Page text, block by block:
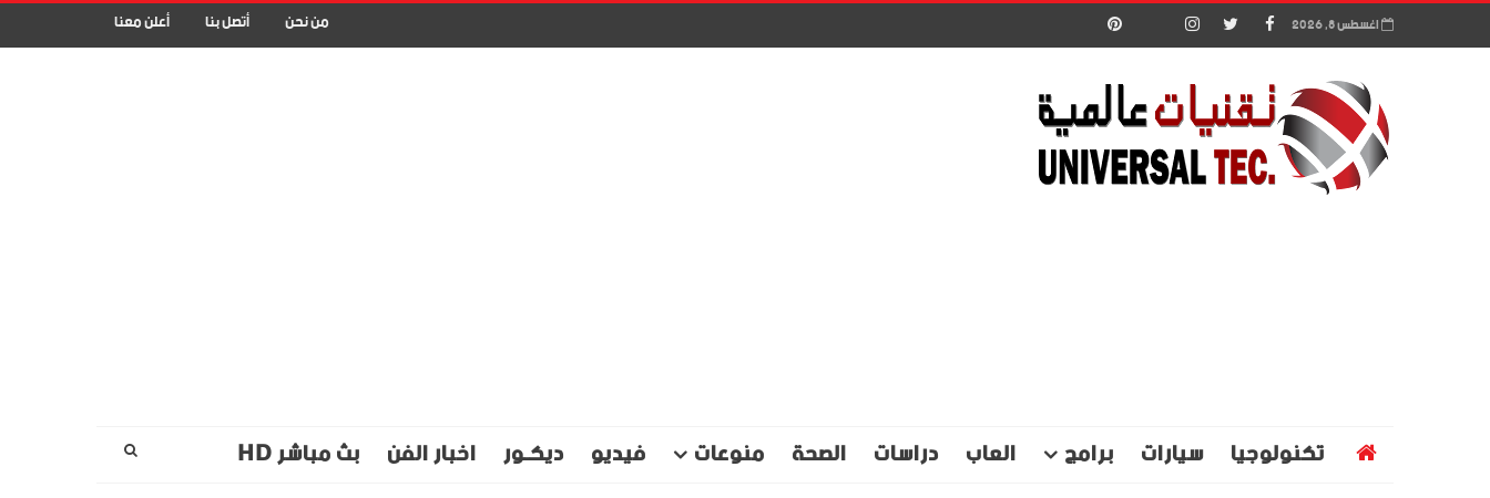
اغسطس 8, 2026 من نحن أتصل بنا أعلن معنا
تكنولوجيا سيارات برامج العاب دراسات الصحة منوعات فيديو ديكـور اخبار الفن بث مباشر HD